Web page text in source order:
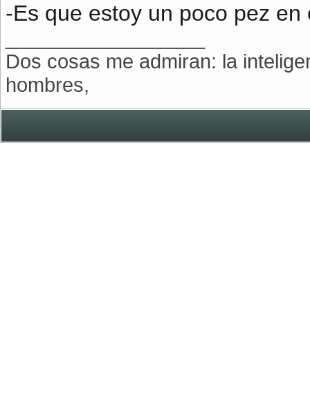
-Es que estoy un poco pez en
Dos cosas me admiran: la
hombres,